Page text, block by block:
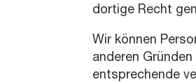
dortige Recht
Wir können
anderen
entsprechende